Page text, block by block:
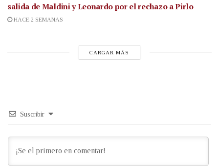
salida de Maldini y Leonardo por el rechazo a Pirlo
HACE 2 SEMANAS
CARGAR MÁS
Suscribir